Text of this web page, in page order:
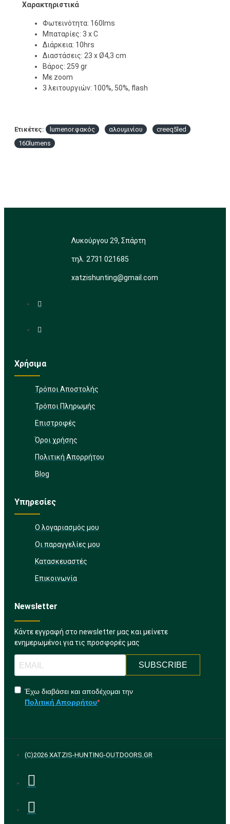
Χαρακτηριστικά
Φωτεινότητα: 160lms
Μπαταρίες: 3 x C
Διάρκεια: 10hrs
Διαστάσεις: 23 x Ø4,3 cm
Βάρος: 259 gr
Με zoom
3 λειτουργιών: 100%, 50%, flash
Ετικέτες: lumenor.φακός αλουμινίου
creeq5led
160lumens
Λυκούργου 29, Σπάρτη
τηλ. 2731 021685
xatzishunting@gmail.com
Χρήσιμα
Τρόποι Αποστολής
Τρόποι Πληρωμής
Επιστροφές
Όροι χρήσης
Πολιτική Απορρήτου
Blog
Υπηρεσίες
Ο λογαριασμός μου
Οι παραγγελίες μου
Κατασκευαστές
Επικοινωνία
Newsletter
Κάντε εγγραφή στο newsletter μας και μείνετε
ενημερωμένοι για τις προσφορές μας
SUBSCRIBE
Έχω διαβάσει και αποδέχομαι την
Πολιτική Απορρήτου
(C)2026 XATZIS-HUNTING-OUTDOORS.GR